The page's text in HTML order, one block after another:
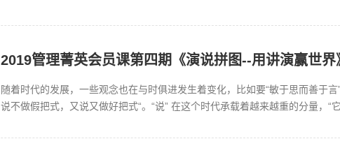
2019管理菁英会员课第四期《演说拼图--用讲演赢世界
随着时代的发展，一些观念也在与时俱进发生着变化，比如要“敏于思而善于
说不做假把式，又说又做好把式“。“说” 在这个时代承载着越来越重的分量，